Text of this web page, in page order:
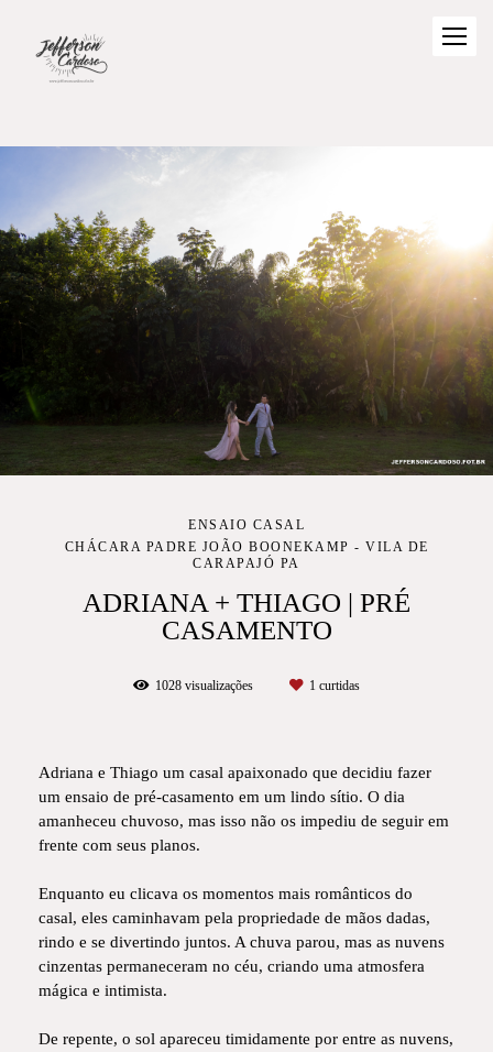
ENSAIO CASAL
CHÁCARA PADRE JOÃO BOONEKAMP - VILA DE
CARAPAJÓ PA
ADRIANA + THIAGO | PRÉ
CASAMENTO
1028 visualizações 1 curtidas
Adriana e Thiago um casal apaixonado que decidiu fazer
um ensaio de pré-casamento em um lindo sítio. O dia
amanheceu chuvoso, mas isso não os impediu de seguir em
frente com seus planos.
Enquanto eu clicava os momentos mais românticos do
casal, eles caminhavam pela propriedade de mãos dadas,
rindo e se divertindo juntos. A chuva parou, mas as nuvens
cinzentas permaneceram no céu, criando uma atmosfera
mágica e intimista.
De repente, o sol apareceu timidamente por entre as nuvens,